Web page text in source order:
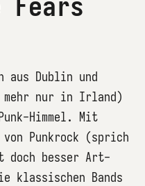
aus Dublin und
nur in Irland)
Himmel. Mit
Punkrock (sprich
doch besser Art-
klassischen Bands